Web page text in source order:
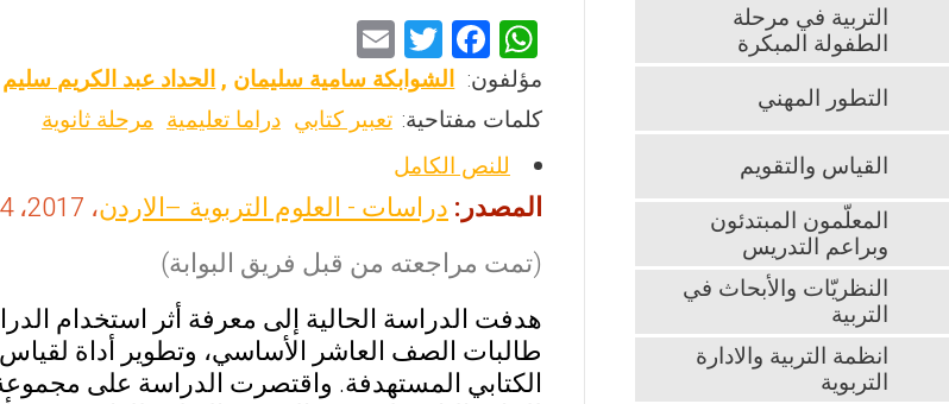
W
h
at
s
A
p
p
F
a
ce
b
o
o
k
T
wi
tt
m
ai
مؤلفون: الشوابكة سامية سليمان ,الحداد عبد الكريم سليم
كلمات مفتاحية: تعبير كتابي دراما تعليمية مرحلة ثانوية
للنص الكامل
المصدر: دراسات - العلوم التربوية –الاردن، 2017، 44(4)، 43-57
(تمت مراجعته من قبل فريق البوابة)
هدفت الدراسة الحالية إلى معرفة أثر استخدام
طالبات الصف العاشر الأساسي، وتطوير أداة لقياس
الكتابي المستهدفة. واقتصرت الدراسة على
التربية في مرحلة
الطفولة المبكرة
التطور المهني
القياس والتقويم
المعلّمون المبتدئون
وبراعم التدريس
النظريّات والأبحاث في
التربية
انظمة التربية والادارة
التربوية